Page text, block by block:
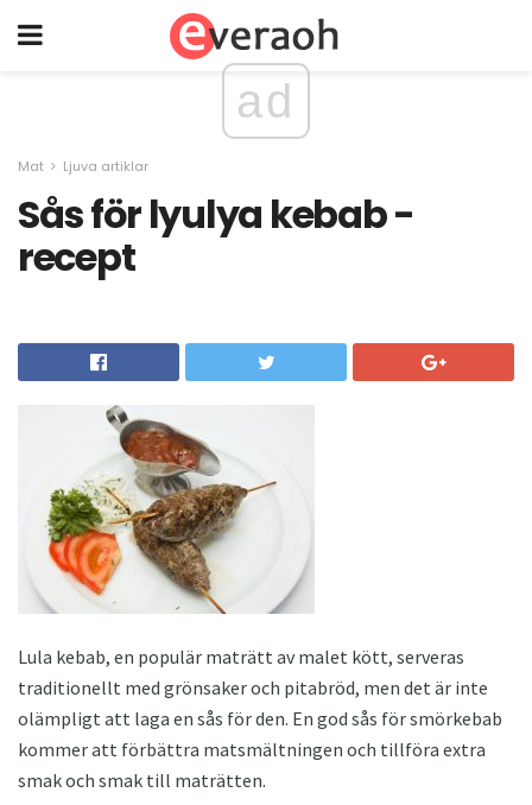
ad
Mat Ljuva artiklar
Sås för lyulya kebab -
recept
Lula kebab, en populär maträtt av malet kött, serveras
traditionellt med grönsaker och pitabröd, men det är inte
olämpligt att laga en sås för den. En god sås för smörkebab
kommer att förbättra matsmältningen och tillföra extra
smak och smak till maträtten.